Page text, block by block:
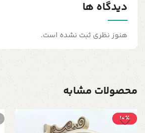
دیدگاه ها
هنوز نظری ثبت نشده است.
محصولات مشابه
10٪